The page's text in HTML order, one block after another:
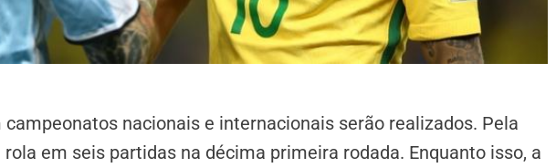
nacionais e internacionais serão realizados. Pela
em seis partidas na décima primeira rodada. Enquanto isso, a